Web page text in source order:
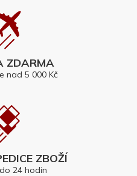
ZDARMA
nad 5 000 Kč
ZBOŽÍ
24 hodin